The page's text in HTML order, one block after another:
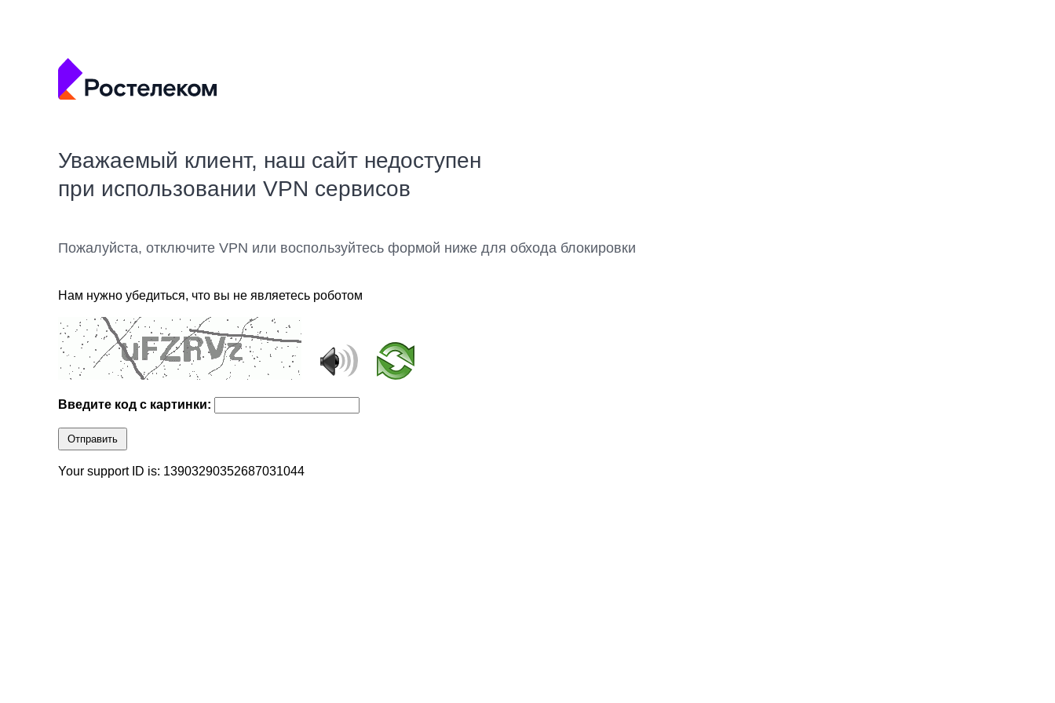
Уважаемый клиент, наш сайт недоступен
при использовании VPN сервисов
Пожалуйста, отключите VPN или воспользуйтесь формой ниже для обхода блокировки
Нам нужно убедиться, что вы не являетесь роботом
Введите код с картинки:
Отправить
Your support ID is: 13903290352687031044